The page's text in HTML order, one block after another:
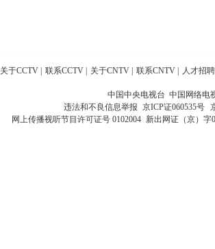
关于CCTV 联系CCTV 关于CNTV 联系CNTV 人才招聘
中国中央电视台 中国网络电
违法和不良信息举报 京ICP证060535号
网上传播视听节目许可证号 0102004 新出网证（京）